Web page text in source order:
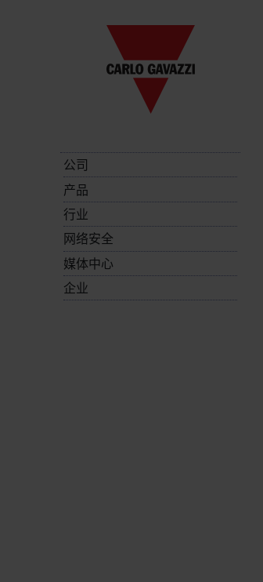
公司
产品
行业
网络安全
媒体中心
企业